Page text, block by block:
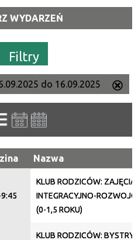
WYDARZEŃ
Filtry
do 16.09.2025
ten
Nazwa
KLUB RODZICÓW: ZAJĘCIA
INTEGRACYJNO-
(0-1,5 ROKU)
KLUB RODZICÓW: BYSTRY